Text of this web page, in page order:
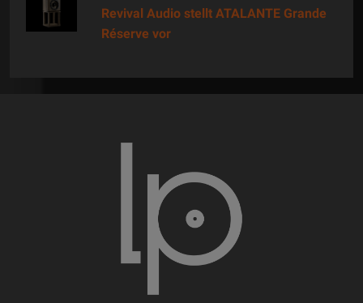
Revival Audio stellt ATALANTE Grande
Réserve vor